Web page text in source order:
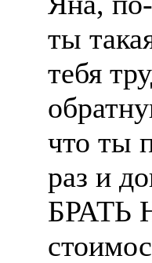
ты
тебя
что ты
раз и
БРАТЬ